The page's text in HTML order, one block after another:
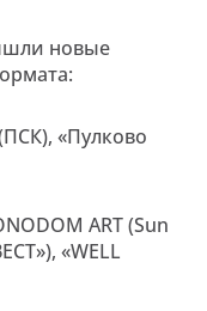
новые
«Пулково
ART (Sun
«WELL